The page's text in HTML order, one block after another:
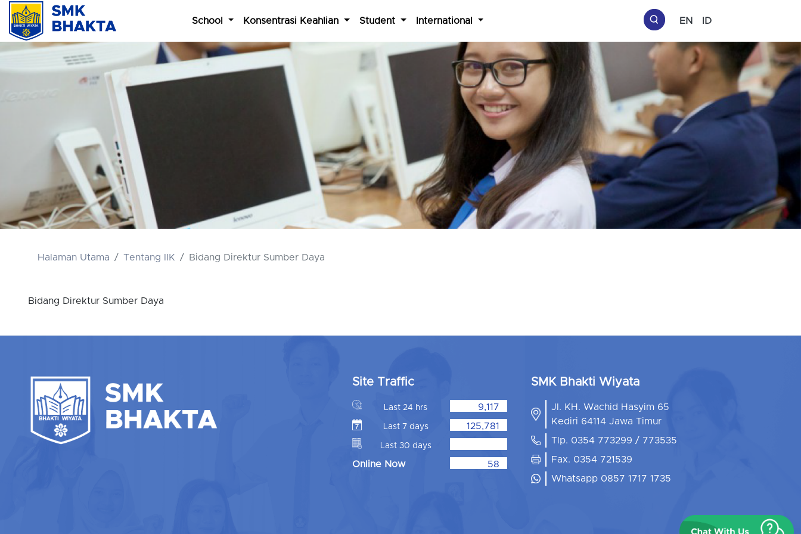
School Konsentrasi Keahlian Student International EN ID
Halaman Utama Tentang IIK Bidang Direktur Sumber Daya
Bidang Direktur Sumber Daya
Site Traffic
Last 24 hrs 9,117
Last 7 days 125,781
Last 30 days
Online Now 58
SMK Bhakti Wiyata
Jl. KH. Wachid Hasyim 65
Kediri 64114 Jawa Timur
Tlp. 0354 773299 / 773535
Fax. 0354 721539
Whatsapp 0857 1717 1735